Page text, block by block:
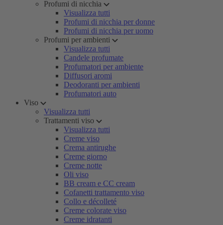
Profumi di nicchia
Visualizza tutti
Profumi di nicchia per donne
Profumi di nicchia per uomo
Profumi per ambienti
Visualizza tutti
Candele profumate
Profumatori per ambiente
Diffusori aromi
Deodoranti per ambienti
Profumatori auto
Viso
Visualizza tutti
Trattamenti viso
Visualizza tutti
Creme viso
Crema antirughe
Creme giorno
Creme notte
Oli viso
BB cream e CC cream
Cofanetti trattamento viso
Collo e décolleté
Creme colorate viso
Creme idratanti